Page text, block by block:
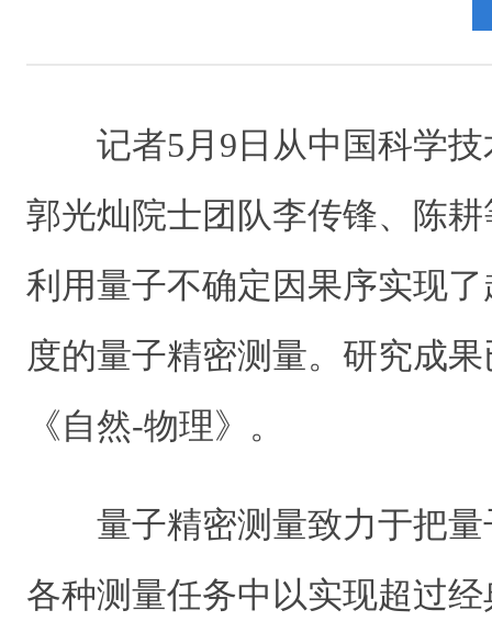
记者5月9日从中国科学技
郭光灿院士团队李传锋、陈
利用量子不确定因果序实现
度的量子精密测量。研究成
《自然-物理》。
量子精密测量致力于把量
各种测量任务中以实现超过